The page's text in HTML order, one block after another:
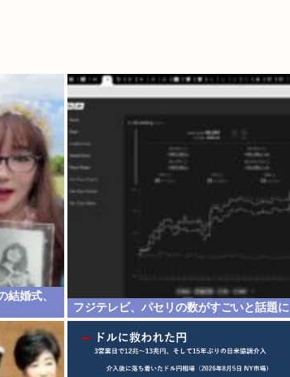
結婚式、
フジテレビ、パセリの数がすごいと話題に